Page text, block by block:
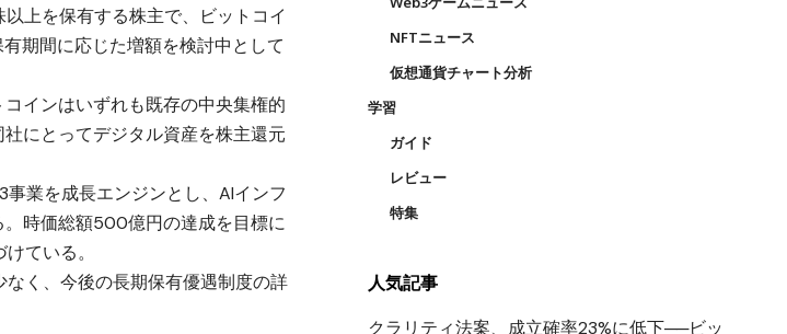
上を保有する株主で、ビットコイ
期間に応じた増額を検討中として
インはいずれも既存の中央集権的
にとってデジタル資産を株主還元
業を成長エンジンとし、AIインフ
時価総額500億円の達成を目標に
ている。
く、今後の長期保有優遇制度の詳
NFTニュース
仮想通貨チャート分析
学習
ガイド
レビュー
特集
人気記事
クラリティ法案、成立確率23%に低下──ビッ